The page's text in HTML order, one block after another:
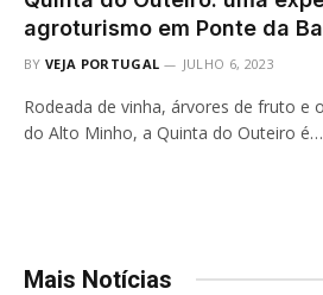
agroturismo em Ponte da
BY VEJA PORTUGAL JULHO 6, 2023
Rodeada de vinha, árvores de fruto e
do Alto Minho, a Quinta do Outeiro é…
Mais Notícias